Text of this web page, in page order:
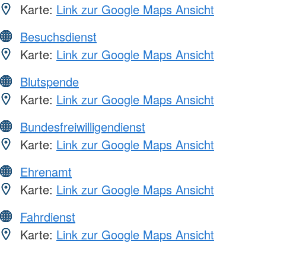
Karte: Link zur Google Maps Ansicht
Besuchsdienst
Karte: Link zur Google Maps Ansicht
Blutspende
Karte: Link zur Google Maps Ansicht
Bundesfreiwilligendienst
Karte: Link zur Google Maps Ansicht
Ehrenamt
Karte: Link zur Google Maps Ansicht
Fahrdienst
Karte: Link zur Google Maps Ansicht